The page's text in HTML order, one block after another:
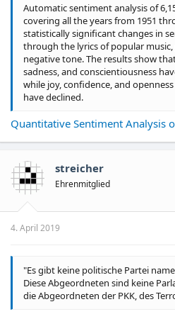
Automatic sentiment analysis of
covering all the years from 1951
statistically significant changes in
through the lyrics of popular
negative tone. The results show
sadness, and conscientiousness
while joy, confidence, and
have declined.
Quantitative Sentiment Analysis
streicher
Ehrenmitglied
4. April 2019
"Es gibt keine politische Partei
Diese Abgeordneten sind keine
die Abgeordneten der PKK, des